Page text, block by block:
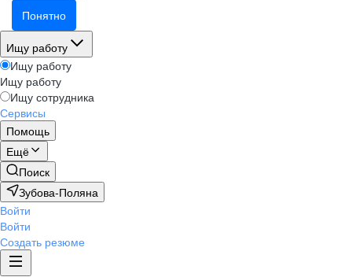
Понятно
Ищу работу
Ищу работу
Ищу работу
Ищу сотрудника
Сервисы
Помощь
Ещё
Поиск
Зубова-Поляна
Войти
Войти
Создать резюме